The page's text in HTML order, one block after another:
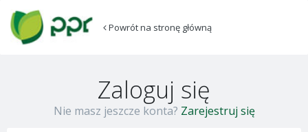
Powrót na stronę główną
Zaloguj się
Nie masz jeszcze konta? Zarejestruj się